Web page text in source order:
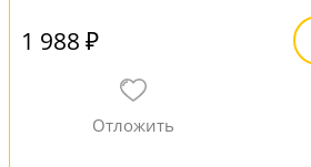
1 988 ₽